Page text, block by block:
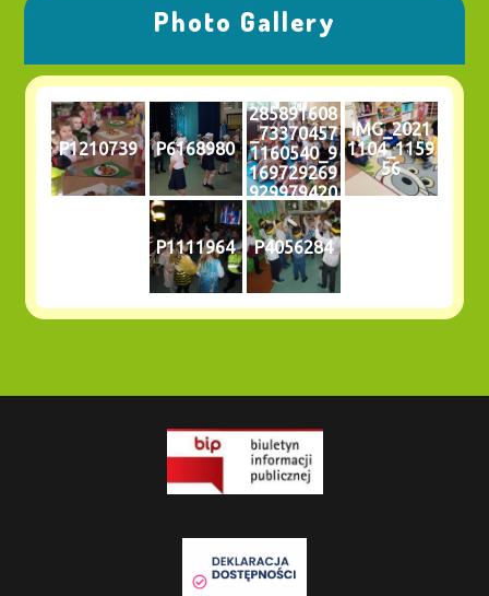
Photo Gallery
P1210739 P6168980
285891608
_73370457
1160540_9
169729269
929979420
_n
IMG_2021
1104_1159
56
P1111964 P4056284